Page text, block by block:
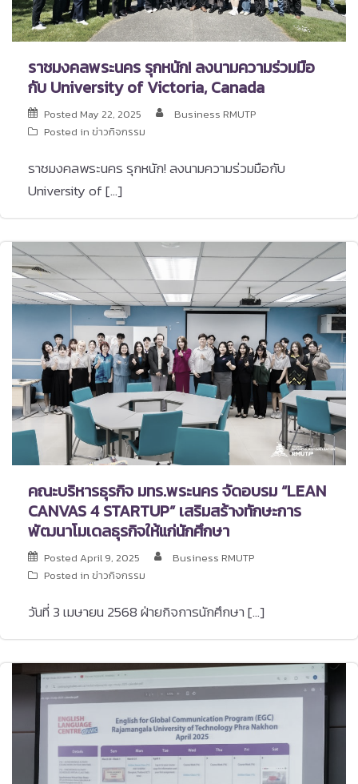
ราชมงคลพระนคร รุกหนัก! ลงนามความร่วมมือ
กับ University of Victoria, Canada
Posted May 22, 2025
Business RMUTP
Posted in ข่าวกิจกรรม
ราชมงคลพระนคร รุกหนัก! ลงนามความร่วมมือกับ
University of […]
คณะบริหารธุรกิจ มทร.พระนคร จัดอบรม “LEAN
CANVAS 4 STARTUP” เสริมสร้างทักษะการ
พัฒนาโมเดลธุรกิจให้แก่นักศึกษา
Posted April 9, 2025
Business RMUTP
Posted in ข่าวกิจกรรม
วันที่ 3 เมษายน 2568 ฝ่ายกิจการนักศึกษา […]